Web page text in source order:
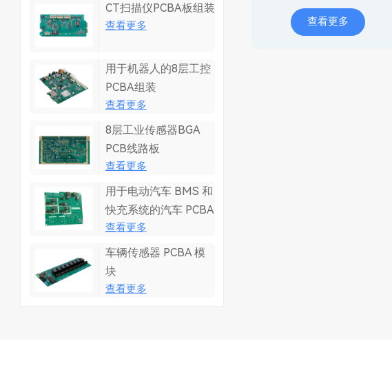
CT扫描仪PCBA板组装
查看更多
用于机器人的8层工控
PCBA组装
查看更多
8层工业传感器BGA
PCB线路板
查看更多
用于电动汽车 BMS 和
快充系统的汽车 PCBA
查看更多
车辆传感器 PCBA 模
块
查看更多
查看更多